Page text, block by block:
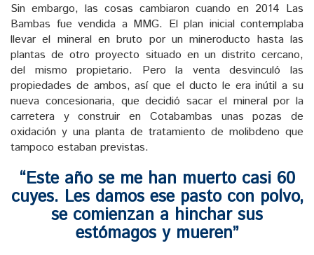
Sin embargo, las cosas cambiaron cuando en 2014 Las
Bambas fue vendida a MMG. El plan inicial contemplaba
llevar el mineral en bruto por un mineroducto hasta las
plantas de otro proyecto situado en un distrito cercano,
del mismo propietario. Pero la venta desvinculó las
propiedades de ambos, así que el ducto le era inútil a su
nueva concesionaria, que decidió sacar el mineral por la
carretera y construir en Cotabambas unas pozas de
oxidación y una planta de tratamiento de molibdeno que
tampoco estaban previstas.
“Este año se me han muerto casi 60
cuyes. Les damos ese pasto con polvo,
se comienzan a hinchar sus
estómagos y mueren”